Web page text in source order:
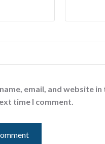
email, and website
time I comment.